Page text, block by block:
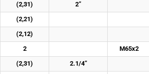
(2,31)
2”
(2,21)
(2,12)
2
M65x2
(2,31)
2.1/4”